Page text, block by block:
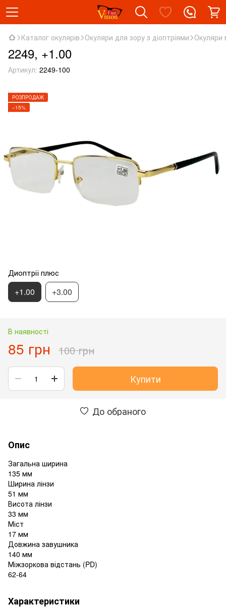
Каталог окулярів Окуляри для зору з діоптріями Окуляри
2249, +1.00
Артикул: 2249-100
РОЗПРОДАЖ
−15%
Диоптрії плюс
+1.00 +3.00
В наявності
85 грн 100 грн
Купити
До обраного
Опис
Загальна ширина
135 мм
Ширина лінзи
51 мм
Висота лінзи
33 мм
Міст
17 мм
Довжина завушника
140 мм
Міжзоркова відстань (PD)
62-64
Характеристики